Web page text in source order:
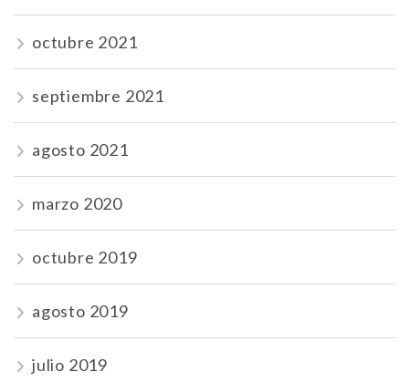
octubre 2021
septiembre 2021
agosto 2021
marzo 2020
octubre 2019
agosto 2019
julio 2019